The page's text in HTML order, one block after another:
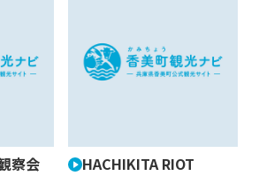
察会 HACHIKITA RIOT